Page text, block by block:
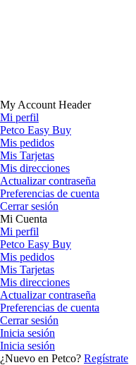
My Account Header
Mi perfil
Petco Easy Buy
Mis pedidos
Mis Tarjetas
Mis direcciones
Actualizar contraseña
Preferencias de cuenta
Cerrar sesión
Mi Cuenta
Mi perfil
Petco Easy Buy
Mis pedidos
Mis Tarjetas
Mis direcciones
Actualizar contraseña
Preferencias de cuenta
Cerrar sesión
Inicia sesión
Inicia sesión
¿Nuevo en Petco? Regístrate